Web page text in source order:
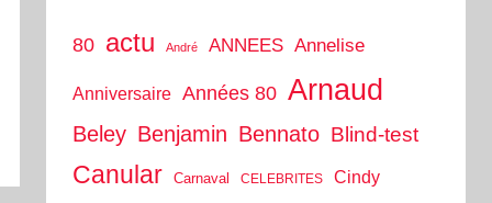
80 actu André ANNEES Annelise
Anniversaire Années 80 Arnaud
Beley Benjamin Bennato Blind-test
Canular Carnaval CELEBRITES Cindy